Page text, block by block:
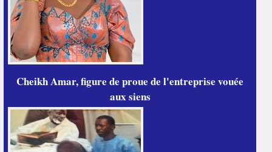
Cheikh Amar, figure de proue de l'entreprise vouée
aux siens